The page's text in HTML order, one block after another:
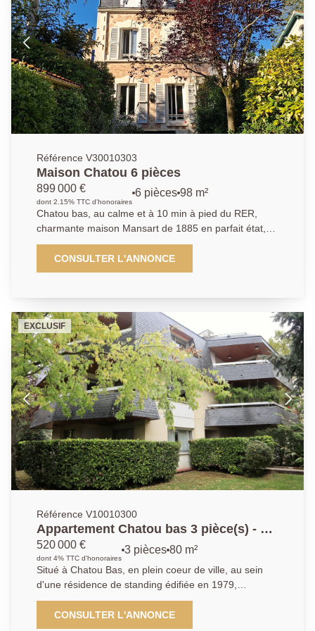
séparées. À l'étage, l'espace nuit se compose de
deux chambres, d'un dressing, d'une salle d'eau avec
WC et d'un bureau, parfait pour le télétravail ou un
espace polyvalent. Une place de parking en extérieur
vient compléter ce bien.
Référence V30010303
Maison Chatou 6 pièces
899 000 €
dont 2.15% TTC d'honoraires
6 pièces 98 m²
Chatou bas, au calme et à 10 min à pied du RER,
charmante maison Mansart de 1885 en parfait état,
proche écoles et commerces. D'environ 98 m² (plus
28,5 m² de sous-sol aménagé, elle offre une entrée
avec rangements, une cuisine équipée ouverte sur un
buanderie, salle de jeux et cave à vin. Stationnement
sur la parcelle, deux dépendances avec électricité.
Ravalement, toiture et chaudière récents. Rare.
CONSULTER L'ANNONCE
EXCLUSIF
Référence V10010300
Appartement Chatou bas 3 pièce(s) - 81
m²
520 000 €
dont 4% TTC d'honoraires
3 pièces 80 m²
Situé à Chatou Bas, en plein coeur de ville, au sein
d'une résidence de standing édifiée en 1979,
découvrez cet appartement traversant de 80,94 m²,
en rez-de-jardin avec accès PMR, bénéficiant d'un
CONSULTER L'ANNONCE